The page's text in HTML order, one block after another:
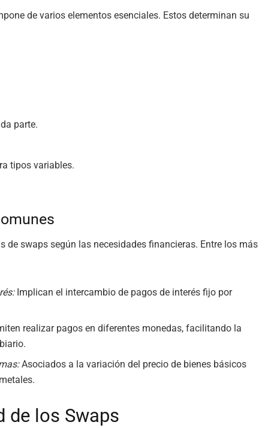
de varios elementos esenciales. Estos determinan su
parte.
tipos variables.
de swaps según las necesidades financieras. Entre los más
Implican el intercambio de pagos de interés fijo por
realizar pagos en diferentes monedas, facilitando la
Asociados a la variación del precio de bienes básicos
de los Swaps